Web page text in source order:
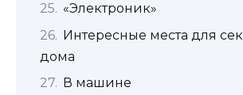
«Электроник»
Интересные места для
дома
В машине